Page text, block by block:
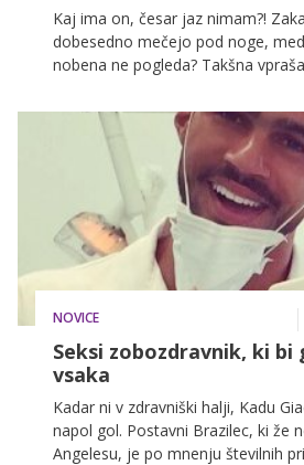
Kaj ima on, česar jaz nimam?!
dobesedno mečejo pod noge,
nobena ne pogleda? Takšna
uspeha. Razlogov pa je lahko več
padamo ženske!
NOVICE
Seksi zobozdravnik, ki bi
vsaka
Kadar ni v zdravniški halji, Kadu
napol gol. Postavni Brazilec, ki že
Angelesu, je po mnenju številnih